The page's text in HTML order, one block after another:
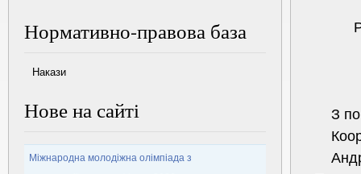
Нормативно-правова база
Накази
Нове на сайті
Міжнародна молодіжна олімпіада з
З